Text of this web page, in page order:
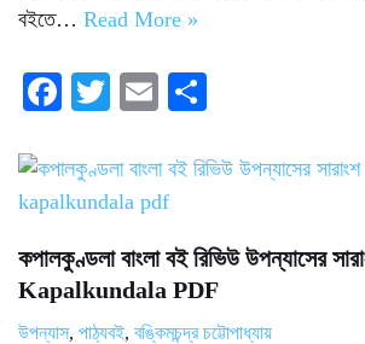
বইতে… Read More »
Fa
bo
ok
T
tte
r
E
ail re
কপালকুণ্ডলা বাংলা বই রিভিউ উপন্যাসের
Kapalkundala PDF
উপন্যাস, পাঠ্যবই, বঙ্কিমচন্দ্র চট্টোপাধ্যায়